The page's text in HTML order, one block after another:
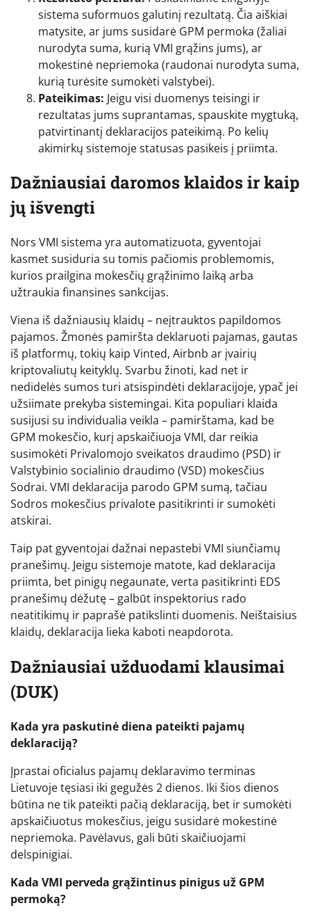
sistema suformuos galutinį rezultatą. Čia aiškiai
matysite, ar jums susidarė GPM permoka (žaliai
nurodyta suma, kurią VMI grąžins jums), ar
mokestinė nepriemoka (raudonai nurodyta suma,
kurią turėsite sumokėti valstybei).
Pateikimas: Jeigu visi duomenys teisingi ir
rezultatas jums suprantamas, spauskite mygtuką,
patvirtinantį deklaracijos pateikimą. Po kelių
akimirkų sistemoje statusas pasikeis į priimta.
Dažniausiai daromos klaidos ir kaip
jų išvengti
Nors VMI sistema yra automatizuota, gyventojai
kasmet susiduria su tomis pačiomis problemomis,
kurios prailgina mokesčių grąžinimo laiką arba
užtraukia finansines sankcijas.
Viena iš dažniausių klaidų – neįtrauktos papildomos
pajamos. Žmonės pamiršta deklaruoti pajamas, gautas
iš platformų, tokių kaip Vinted, Airbnb ar įvairių
kriptovaliutų keityklų. Svarbu žinoti, kad net ir
nedidelės sumos turi atsispindėti deklaracijoje, ypač jei
užsiimate prekyba sistemingai. Kita populiari klaida
susijusi su individualia veikla – pamirštama, kad be
GPM mokesčio, kurį apskaičiuoja VMI, dar reikia
susimokėti Privalomojo sveikatos draudimo (PSD) ir
Valstybinio socialinio draudimo (VSD) mokesčius
Sodrai. VMI deklaracija parodo GPM sumą, tačiau
Sodros mokesčius privalote pasitikrinti ir sumokėti
atskirai.
Taip pat gyventojai dažnai nepastebi VMI siunčiamų
pranešimų. Jeigu sistemoje matote, kad deklaracija
priimta, bet pinigų negaunate, verta pasitikrinti EDS
pranešimų dėžutę – galbūt inspektorius rado
neatitikimų ir paprašė patikslinti duomenis. Neištaisius
klaidų, deklaracija lieka kaboti neapdorota.
Dažniausiai užduodami klausimai
(DUK)
Kada yra paskutinė diena pateikti pajamų
deklaraciją?
Įprastai oficialus pajamų deklaravimo terminas
Lietuvoje tęsiasi iki gegužės 2 dienos. Iki šios dienos
būtina ne tik pateikti pačią deklaraciją, bet ir sumokėti
apskaičiuotus mokesčius, jeigu susidarė mokestinė
nepriemoka. Pavėlavus, gali būti skaičiuojami
delspinigiai.
Kada VMI perveda grąžintinus pinigus už GPM
permoką?